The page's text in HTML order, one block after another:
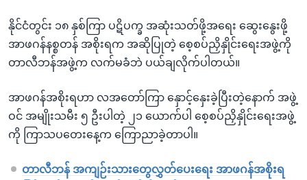
ကျော်
ရန်
နိုင်ငံတွင်း ၁၈ နှစ်ကြာ ပဋိပက္ခ အဆုံးသတ်ဖို့အရေး ဆွေးနွေးဖို့
အာဖဂန်နစ္စတန် အစိုးရက အဆိုပြုတဲ့ စေ့စပ်ညှိနှိုင်းရေးအဖွဲ့ကို
တာလီဘန်အဖွဲ့က လက်မခံဘဲ ပယ်ချလိုက်ပါတယ်။
အာဖဂန်အစိုးရဟာ လအတော်ကြာ နှောင့်နှေးခဲ့ပြီးတဲ့နောက် အဖွဲ့
ဝင် အမျိုးသမီး ၅ ဦးပါတဲ့ ၂၁ ယောက်ပါ စေ့စပ်ညှိနှိုင်းရေးအဖွဲ့
ကို ကြာသပတေးနေ့က ကြောညာခဲ့တာပါ။
တာလီဘန် အကျဉ်းသားတွေလွှတ်ပေးရေး အာဖဂန်အစိုးရ